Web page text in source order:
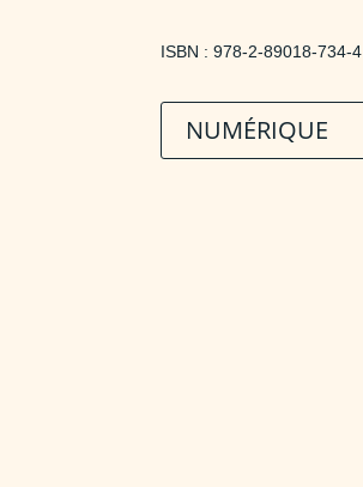
ISBN : 978-2-89018-734-4
NUMÉRIQUE